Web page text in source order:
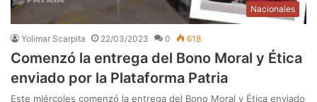
Nacionales
Yolimar Scarpita 22/03/2023 0 618
Comenzó la entrega del Bono Moral y Ética
enviado por la Plataforma Patria
Este miércoles comenzó la entrega del Bono Moral y Ética enviado